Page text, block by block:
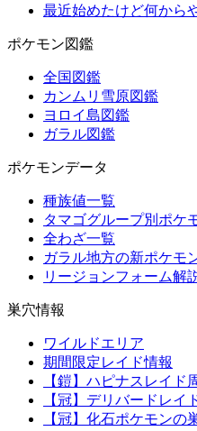
最近始めたけど何から
ポケモン図鑑
全国図鑑
カンムリ雪原図鑑
ヨロイ島図鑑
ガラル図鑑
ポケモンデータ
種族値一覧
タマゴグループ別ポケ
全わざ一覧
ガラル地方の新ポケモ
リージョンフォーム解
巣穴情報
ワイルドエリア
期間限定レイド情報
【鎧】ハピナスレイド
【冠】デリバードレイ
【冠】化石ポケモンの